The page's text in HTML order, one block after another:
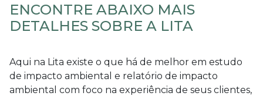
ENCONTRE ABAIXO MAIS
DETALHES SOBRE A LITA
Aqui na Lita existe o que há de melhor em estudo
de impacto ambiental e relatório de impacto
ambiental com foco na experiência de seus clientes,